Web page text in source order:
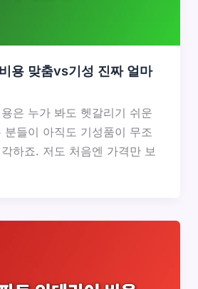
용 맞춤vs기성 진짜 얼마
은 누가 봐도 헷갈리기 쉬운
분들이 아직도 기성품이 무조
하죠. 저도 처음엔 가격만 보